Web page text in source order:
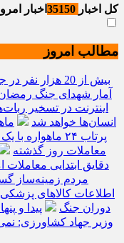
کل اخبار اخبار
مطالب امروز
بیش از 20 هزار نفر در جنگ از خدمات وکالتی بهره‌مند شدند
آمار شهدای جنگ رمضان؛ 3519 شهید، 517 زن و 270
انسان‌ها خواهد شد
پرتاب ۲۴ ماهواره با یک موشک
معاملات روز گذشته
دقایق ابتدایی معاملات
مردم زمینه‌ساز
اطلاعات کالاهای پزشکی
دوران جنگ
پیدا و
وزیر جهاد کشاورزی: